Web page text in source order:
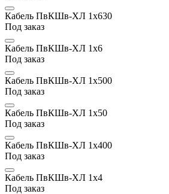
Кабель ПвКШв-ХЛ 1х630
Под заказ
Кабель ПвКШв-ХЛ 1х6
Под заказ
Кабель ПвКШв-ХЛ 1х500
Под заказ
Кабель ПвКШв-ХЛ 1х50
Под заказ
Кабель ПвКШв-ХЛ 1х400
Под заказ
Кабель ПвКШв-ХЛ 1х4
Под заказ